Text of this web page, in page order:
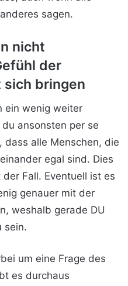
sagen.
nicht
der
bringen
ein wenig weiter
ansonsten per se
dass alle Menschen, die
egal sind. Dies
Fall. Eventuell ist es
genauer mit der
weshalb gerade DU
sein.
um eine Frage des
es durchaus